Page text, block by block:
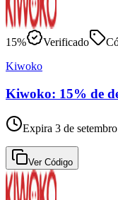
15% Verificado
Kiwoko
Kiwoko: 15% de
Expira 3 de
Ver Código